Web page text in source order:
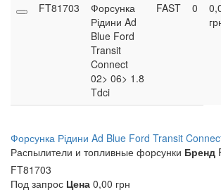
FT81703
Форсунка
Рідини Ad
Blue Ford
Transit
Connect
02> 06> 1.8
Tdci
FAST 0
Форсунка Рідини Ad Blue Ford Transit
Распылители и топливные форсунки Бренд
FT81703
Под запрос Цена 0,00 грн